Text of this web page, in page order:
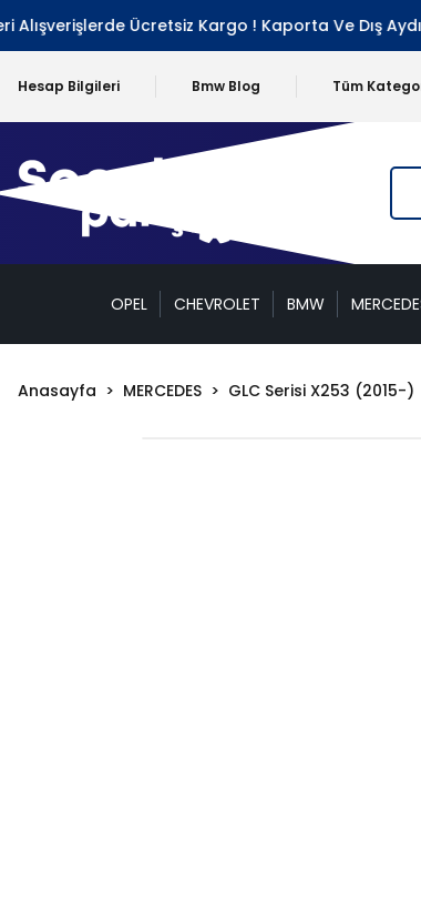
Ücretsiz Kargo ! Kaporta Ve Dış
Hesap Bilgileri Bmw Blog Tüm
OPEL CHEVROLET BMW
Anasayfa MERCEDES GLC Serisi X253 (2015-)